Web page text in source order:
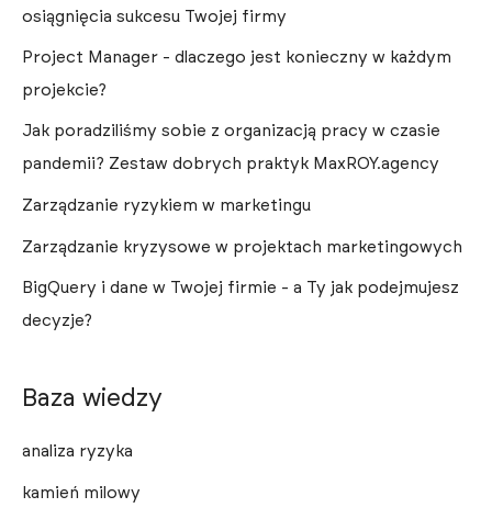
osiągnięcia sukcesu Twojej firmy
Project Manager - dlaczego jest konieczny w każdym
projekcie?
Jak poradziliśmy sobie z organizacją pracy w czasie
pandemii? Zestaw dobrych praktyk MaxROY.agency
Zarządzanie ryzykiem w marketingu
Zarządzanie kryzysowe w projektach marketingowych
BigQuery i dane w Twojej firmie - a Ty jak podejmujesz
decyzje?
Baza wiedzy
analiza ryzyka
kamień milowy